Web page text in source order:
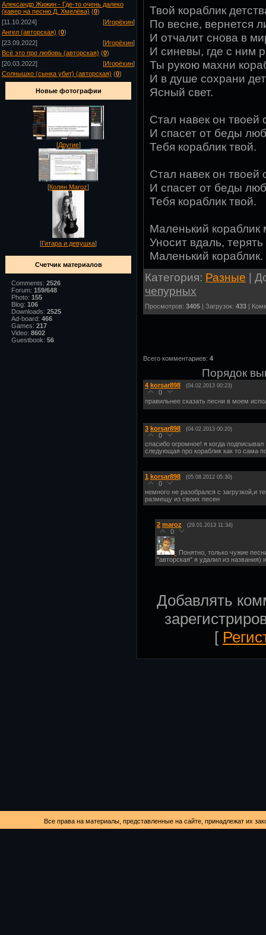
Александр Жижин - Где-то очень далеко
(кавер на песню Д. Хмелёва) (0)
[11.10.2024]
[Игорёхин]
Ангел (авторская) (0)
[23.09.2022]
[Игорёхин]
Всё это про любовь (авторская) (0)
[20.03.2022]
[Игорёхин]
Солнышко (сынка убит) (авторская) (0)
Новые фотографии
[Другие]
[Колян Maroz]
[Гитара и девушка]
Счетчик материалов
Comments: 2526
Forum: 159/648
Photo: 155
Blog: 106
Downloads: 2525
Ad-board: 466
Games: 217
Video: 8602
Guestbook: 56
Твой кораблик
По весне, вернется
И отчалит снова в
И синевы, где с ним
Ты рукою махни
И в душе сохрани
Ясный свет.
Стал навек он твоей
И спасет от беды
Тебя кораблик твой.
Стал навек он твоей
И спасет от беды
Тебя кораблик твой.
Маленький
Уносит вдаль,
Маленький кораблик.
Категория: Разные |
чепурных
Просмотров: 3405 | Загрузок: 433 |
Всего комментариев: 4
Порядок
4 korsar898 (04.02.2013 00:23)
0
правильнее сказать песни в моем
3 korsar898 (04.02.2013 00:20)
0
спасибо огромное! я когда
следующая про кораблик как то сама
1 korsar898 (05.08.2012 05:30)
0
немного не разобрался с загрузкой,и
размещу из своих песен
2 maroz (29.01.2013 11:34)
0
Понятно, только чужие
"авторская" я удалил из названия)
Добавлять
[
Все права на материалы, представленные на сайте, принадлежат их